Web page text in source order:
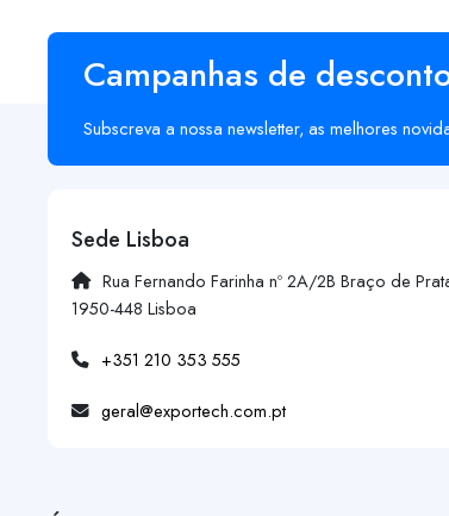
Campanhas de
Subscreva a nossa newsletter, as melhores
Sede Lisboa
Rua Fernando Farinha nº 2A/2B Braço de
1950-448 Lisboa
+351 210 353 555
geral@exportech.com.pt